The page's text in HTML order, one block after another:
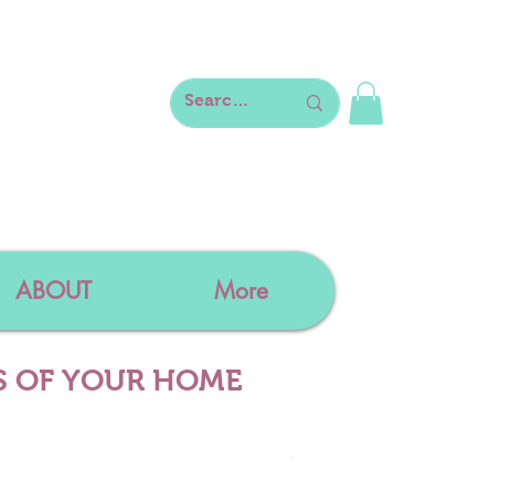
ABOUT More
OF YOUR HOME